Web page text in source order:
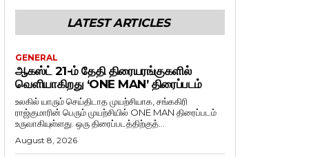
LATEST ARTICLES
GENERAL
ஆகஸ்ட் 21-ம் தேதி திரையரங்குகளில்
வெளியாகிறது ‘ONE MAN’ திரைப்படம்
உலகில் யாரும் செய்திடாத முயற்சியாக, சங்ககிரி
ராஜ்குமாரின் பெரும் முயற்சியில் ONE MAN திரைப்படம்
உருவாகியுள்ளது. ஒரு திரைப்படத்திற்குத்...
August 8, 2026